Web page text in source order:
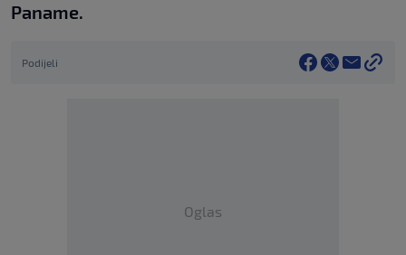
Paname.
Podijeli
Oglas